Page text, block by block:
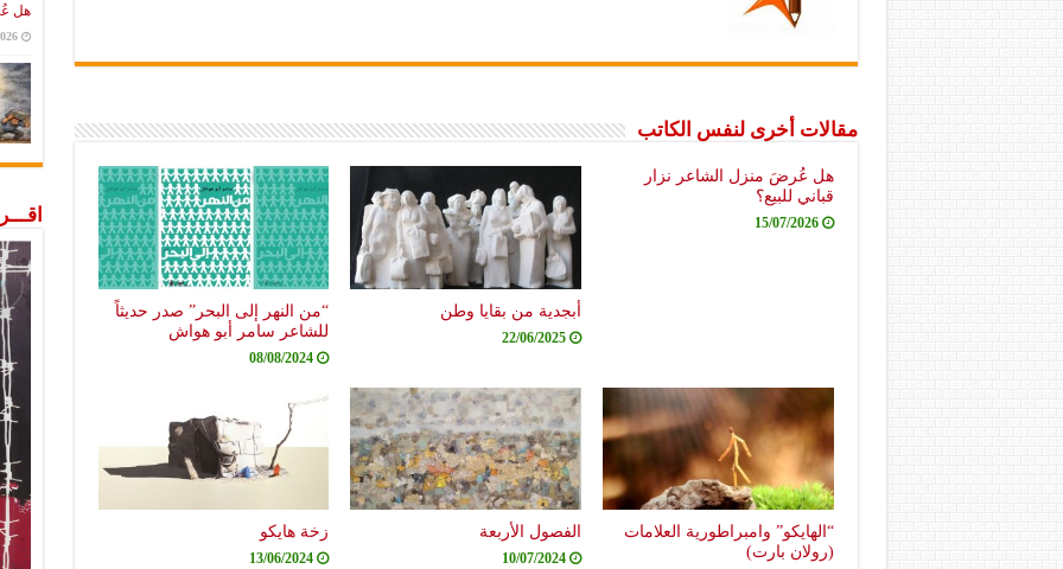
مقالات أخرى لنفس الكاتب
هل عُرضَ منزل الشاعر نزار
قباني للبيع؟
15/07/2026
أبجدية من بقايا وطن
22/06/2025
“من النهر إلى البحر” صدر حديثاً
للشاعر سامر أبو هواش
08/08/2024
“الهايكو” وامبراطورية العلامات
(رولان بارت)
الفصول الأربعة
10/07/2024
زخة هايكو
13/06/2024
هل